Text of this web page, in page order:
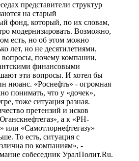
представители структур
на старый
фонд, который, по их словам,
модернизировать. Возможно,
есть, но об этом можно
лет, но не десятилетиями,
вопросы, почему компании,
финансовыми
эти вопросы. И хотел бы
нюанс. «Роснефть» - огромная
понимать, что у «дочек»,
тоже ситуация разная.
претензий и исков
а к «РН-
или «Самотлорнефтегазу»
То есть, ситуация с
по компаниям», -
собеседник УралПолит.Ru.